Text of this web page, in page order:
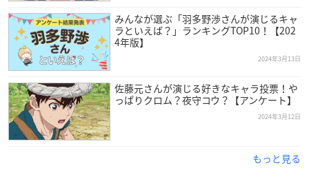
みんなが選ぶ「羽多野渉さんが演じるキャ
ラといえば？」ランキングTOP10！【202
4年版】
2024年3月13日
佐藤元さんが演じる好きなキャラ投票！や
っぱりクロム？夜守コウ？【アンケート】
2024年3月12日
もっと見る